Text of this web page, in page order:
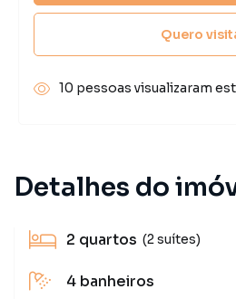
Detalhes do
2 quartos (2 suítes)
4 banheiros
Quero
10 pessoas visualizaram